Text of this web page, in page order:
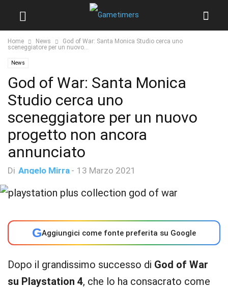
Home News
God of War: Santa Monica Studio cerca uno
sceneggiatore per un nuovo...
News
God of War: Santa Monica
Studio cerca uno
sceneggiatore per un nuovo
progetto non ancora
annunciato
Di Angelo Mirra - 13 Marzo 2021
GAggiungici come fonte preferita su Google
Dopo il grandissimo successo di God of War
su Playstation 4, che lo ha consacrato come